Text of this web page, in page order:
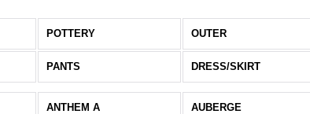
POTTERY OUTER
PANTS DRESS/SKIRT
ANTHEM A AUBERGE